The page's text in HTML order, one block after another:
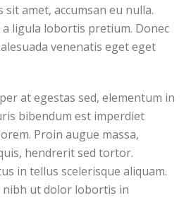
amet, accumsan eu nulla.
ligula lobortis pretium. Donec
venenatis eget eget
at egestas sed, elementum in
bibendum est imperdiet
Proin augue massa,
hendrerit sed tortor.
in tellus scelerisque aliquam.
nibh ut dolor lobortis in